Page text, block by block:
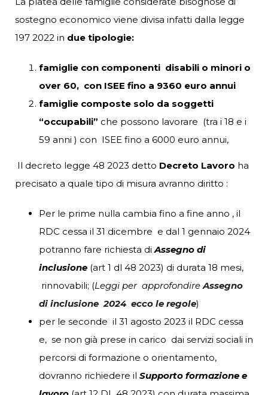
sostegno economico viene divisa infatti dalla legge
197 2022 in due tipologie:
famiglie con componenti disabili o minori o
over 60, con ISEE fino a 9360 euro annui
famiglie composte solo da soggetti
“occupabili” che possono lavorare (tra i 18 e i
59 anni ) con ISEE fino a 6000 euro annui,
Il decreto legge 48 2023 detto Decreto Lavoro ha
precisato a quale tipo di misura avranno diritto :
Per le prime nulla cambia fino a fine anno , il
RDC cessa il 31 dicembre e dal 1 gennaio 2024
potranno fare richiesta diAssegno di
inclusione (art 1 dl 48 2023) di durata 18 mesi,
rinnovabili; (Leggi per approfondireAssegno
di inclusione 2024 ecco le regole)
per le seconde il 31 agosto 2023 il RDC cessa
e, se non già prese in carico dai servizi sociali in
percorsi di formazione o orientamento,
dovranno richiedere il Supporto formazione e